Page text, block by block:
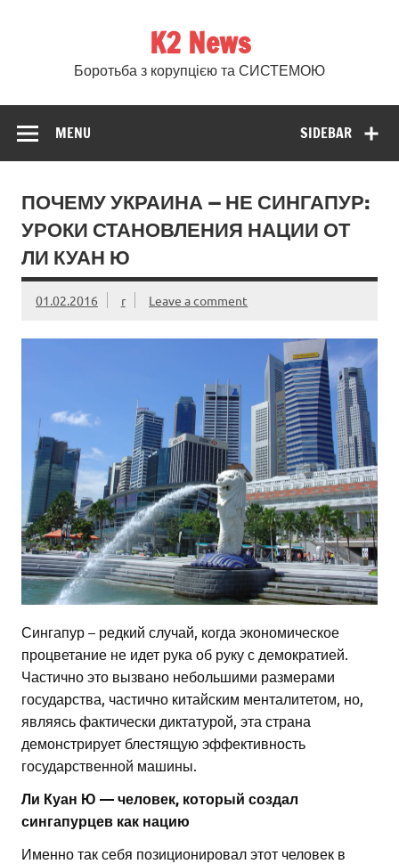
K2 News
Боротьба з корупцією та СИСТЕМОЮ
SIDEBAR
MENU
ПОЧЕМУ УКРАИНА — НЕ СИНГАПУР:
УРОКИ СТАНОВЛЕНИЯ НАЦИИ ОТ
ЛИ КУАН Ю
01.02.2016 r Leave a comment
Сингапур – редкий случай, когда экономическое
процветание не идет рука об руку с демократией.
Частично это вызвано небольшими размерами
государства, частично китайским менталитетом, но,
являясь фактически диктатурой, эта страна
демонстрирует блестящую эффективность
государственной машины.
Ли Куан Ю — человек, который создал
сингапурцев как нацию
Именно так себя позиционировал этот человек в